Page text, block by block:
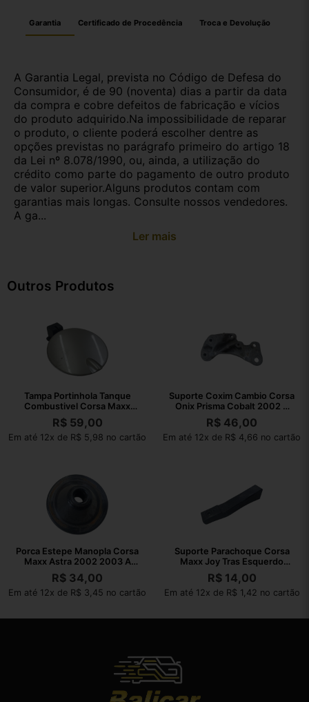
Garantia Certificado de Procedência Troca e Devolução
A Garantia Legal, prevista no Código de Defesa do
Consumidor, é de 90 (noventa) dias a partir da data
da compra e cobre defeitos de fabricação e vícios
do produto adquirido.Na impossibilidade de reparar
o produto, o cliente poderá escolher dentre as
opções previstas no parágrafo primeiro do artigo 18
da Lei nº 8.078/1990, ou, ainda, a utilização do
crédito como parte do pagamento de outro produto
de valor superior.Alguns produtos contam com
garantias mais longas. Consulte nossos vendedores.
A ga...
Ler mais
Outros Produtos
Tampa Portinhola Tanque
Combustivel Corsa Maxx
2004 A 2012
R$59,00
Em até 12x de R$ 5,98 no cartão
Suporte Coxim Cambio Corsa
Onix Prisma Cobalt 2002 A
2010
R$ 46,00
Em até 12x de R$ 4,66 no cartão
Porca Estepe Manopla Corsa
Maxx Astra 2002 2003 A
2010
R$ 34,00
Em até 12x de R$ 3,45 no cartão
Suporte Parachoque Corsa
Maxx Joy Tras Esquerdo
2002 A 2010
R$14,00
Em até 12x de R$ 1,42 no cartão